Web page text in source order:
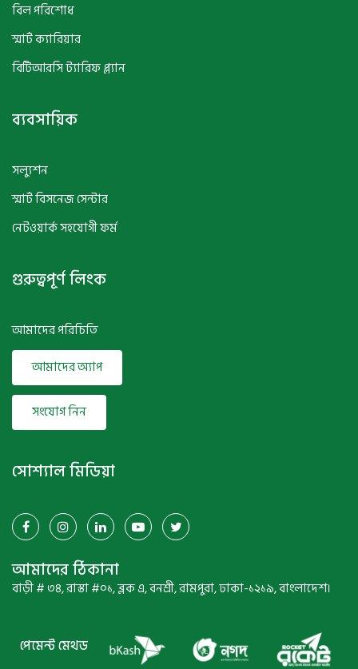
বিল পরিশোধ
স্মার্ট ক্যারিয়ার
বিটিআরসি ট্যারিফ প্ল্যান
ব্যবসায়িক
সল্যুশন
স্মার্ট বিসনেজ সেন্টার
নেটওয়ার্ক সহযোগী ফর্ম
গুরুত্বপূর্ণ লিংক
আমাদের পরিচিতি
আমাদের অ্যাপ
সংযোগ নিন
সোশ্যাল মিডিয়া
আমাদের ঠিকানা
বাড়ী # ৩৪, রাস্তা #০১, ব্লক এ, বনশ্রী, রামপুরা, ঢাকা-১২১৯, বাংলাদেশ।
পেমেন্ট মেথড